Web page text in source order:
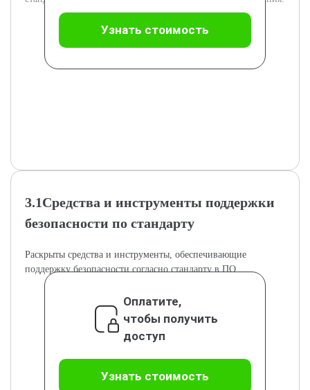
Узнать стоимость
3.1Средства и инструменты поддержки
безопасности по стандарту
Раскрыты средства и инструменты, обеспечивающие
поддержку безопасности согласно стандарту в ПО.
Оплатите,
чтобы получить
доступ
Узнать стоимость